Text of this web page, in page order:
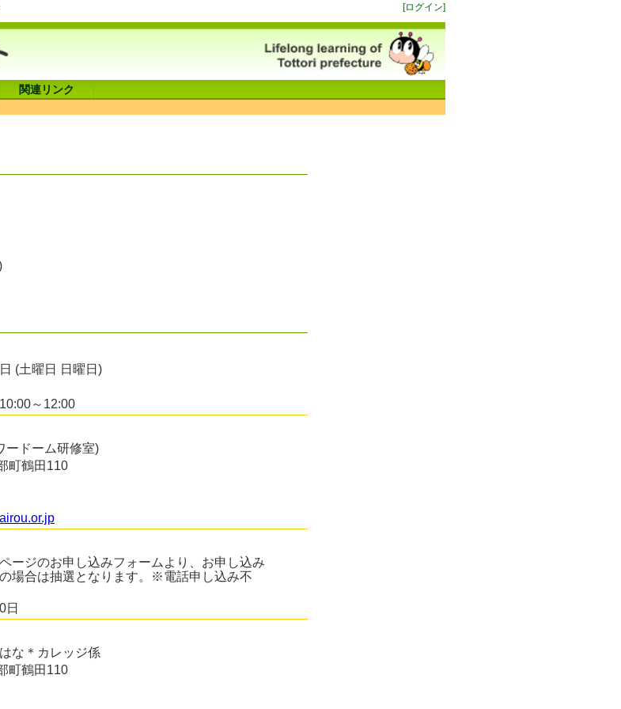
[ログイン]
関連リンク
(土曜日 日曜日)
～12:00
ードーム研修室)
町鶴田110
ージのお申し込みフォームより、お申し込み
場合は抽選となります。※電話申し込み不
日
な＊カレッジ係
町鶴田110